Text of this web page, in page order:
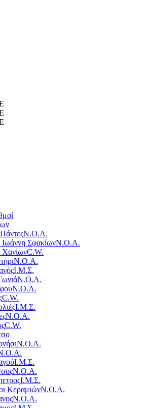
Ν.Ο.Α.
Ιωάννη ΣφακίωνΝ.Ο.Α.
ΧανίωνC.W.
Ν.Ο.Α.
Ι.Μ.Σ.
Ν.Ο.Α.
Ν.Ο.Α.
C.W.
Ι.Μ.Σ.
Ν.Ο.Α.
C.W.
Ν.Ο.Α.
Ι.Μ.Σ.
Ν.Ο.Α.
Ι.Μ.Σ.
ΚεραμιώνΝ.Ο.Α.
Ν.Ο.Α.